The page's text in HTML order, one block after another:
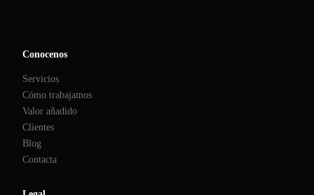
Conocenos
Servicios
Cómo trabajamos
Valor añadido
Clientes
Blog
Contacta